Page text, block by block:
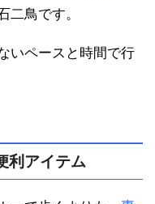
二鳥です。
いペースと時間で行
利アイテム